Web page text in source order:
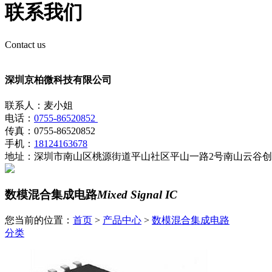
联系我们
Contact us
深圳京柏微科技有限公司
联系人：麦小姐
电话： 0755-86520852
传真：0755-86520852
手机： 18124163678
地址：深圳市南山区桃源街道平山社区平山一路2号南山云谷
数模混合集成电路Mixed Signal IC
您当前的位置： 首页 > 产品中心 > 数模混合集成电路
分类